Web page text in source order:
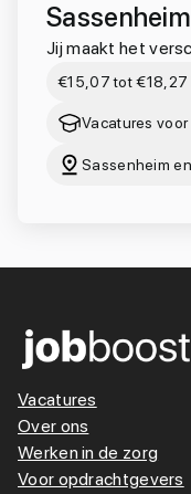
Sassenheim
Jij maakt het
€15,07 tot €18,27
Vacatures
Sassenheim
Vacatures
Over ons
Werken in de zorg
Voor opdrachtgevers